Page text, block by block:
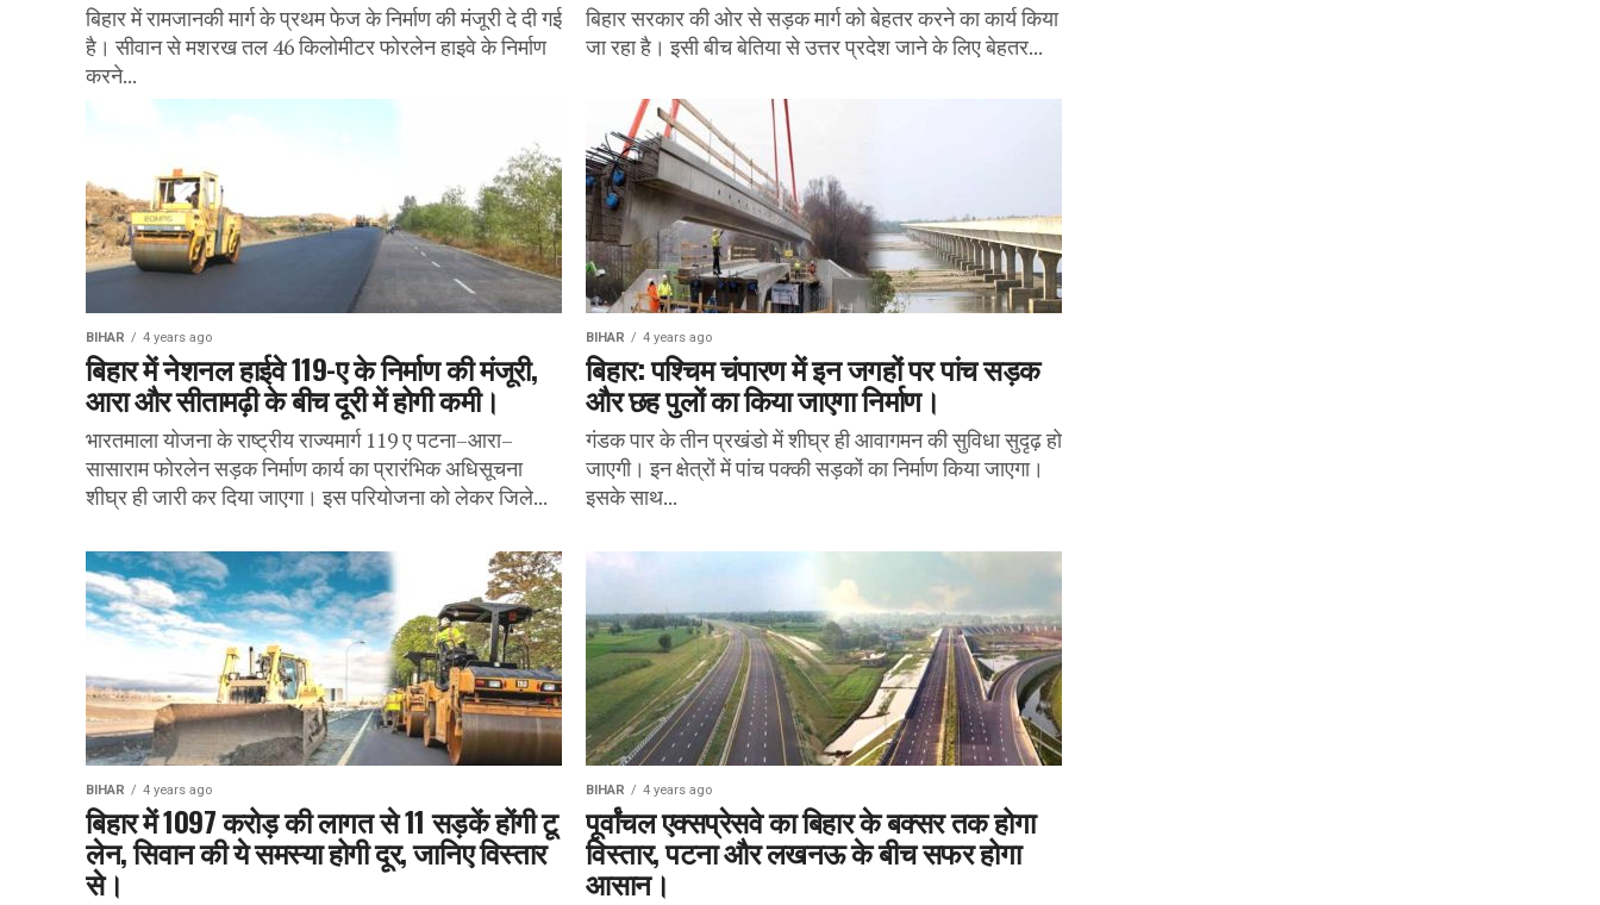
बिहार में रामजानकी मार्ग के प्रथम फेज के निर्माण की मंजूरी दे दी गई
है। सीवान से मशरख तल 46 किलोमीटर फोरलेन हाइवे के निर्माण
करने...
बिहार सरकार की ओर से सड़क मार्ग को बेहतर करने का कार्य किया
जा रहा है। इसी बीच बेतिया से उत्तर प्रदेश जाने के लिए बेहतर...
BIHAR 4 years ago
बिहार में नेशनल हाईवे 119-ए के निर्माण की मंजूरी,
आरा और सीतामढ़ी के बीच दूरी में होगी कमी।
भारतमाला योजना के राष्ट्रीय राज्यमार्ग 119 ए पटना–आरा–
सासाराम फोरलेन सड़क निर्माण कार्य का प्रारंभिक अधिसूचना
शीघ्र ही जारी कर दिया जाएगा। इस परियोजना को लेकर जिले...
BIHAR 4 years ago
बिहार: पश्चिम चंपारण में इन जगहों पर पांच सड़क
और छह पुलों का किया जाएगा निर्माण।
गंडक पार के तीन प्रखंडो में शीघ्र ही आवागमन की सुविधा सुदृढ़ हो
जाएगी। इन क्षेत्रों में पांच पक्की सड़कों का निर्माण किया जाएगा।
इसके साथ...
BIHAR 4 years ago
बिहार में 1097 करोड़ की लागत से 11 सड़कें होंगी टू
लेन, सिवान की ये समस्‍या होगी दूर, जानिए विस्तार
से।
BIHAR 4 years ago
पूर्वांचल एक्सप्रेसवे का बिहार के बक्सर तक होगा
विस्तार, पटना और लखनऊ के बीच सफर होगा
आसान।